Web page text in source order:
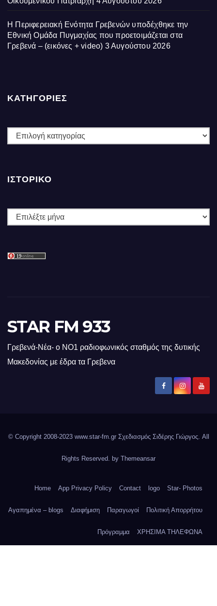
Η Περιφερειακή Ενότητα Γρεβενών υποδέχθηκε την
Εθνική Ομάδα Πυγμαχίας που προετοιμάζεται στα
Γρεβενά – (εικόνες + video) 3 Αυγούστου 2026
ΚΑΤΗΓΟΡΙΕΣ
ΚΑΤΗΓΟΡΙΕΣ
ΙΣΤΟΡΙΚΌ
Ιστορικό
STAR FM 933
Γρεβενά-Νέα- ο ΝΟ1 ραδιοφωνικός σταθμός της δυτικής
Μακεδονίας με έδρα τα Γρεβενα
© Copyright 2008-2023 www.star-fm.gr Σχεδιασμός Σιδέρης Γιώργος. All
Rights Reserved. by Themeansar
Home App Privacy Policy Contact logo Star- Photos
Αγαπημένα – blogs Διαφήμιση Παραγωγοί Πολιτική Απορρήτου
Πρόγραμμα ΧΡΗΣΙΜΑ ΤΗΛΕΦΩΝΑ